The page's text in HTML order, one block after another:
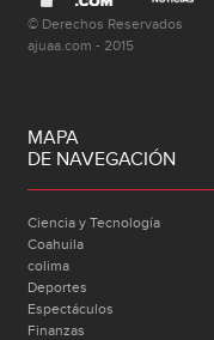
© Derechos Reservados
ajuaa.com - 2015
MAPA
DE NAVEGACIÓN
Ciencia y Tecnología
Coahuila
colima
Deportes
Espectáculos
Finanzas